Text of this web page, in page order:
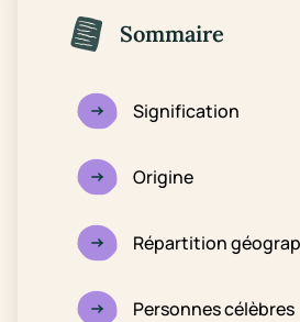
Sommaire
Signification
Origine
Répartition
Personnes célèbres